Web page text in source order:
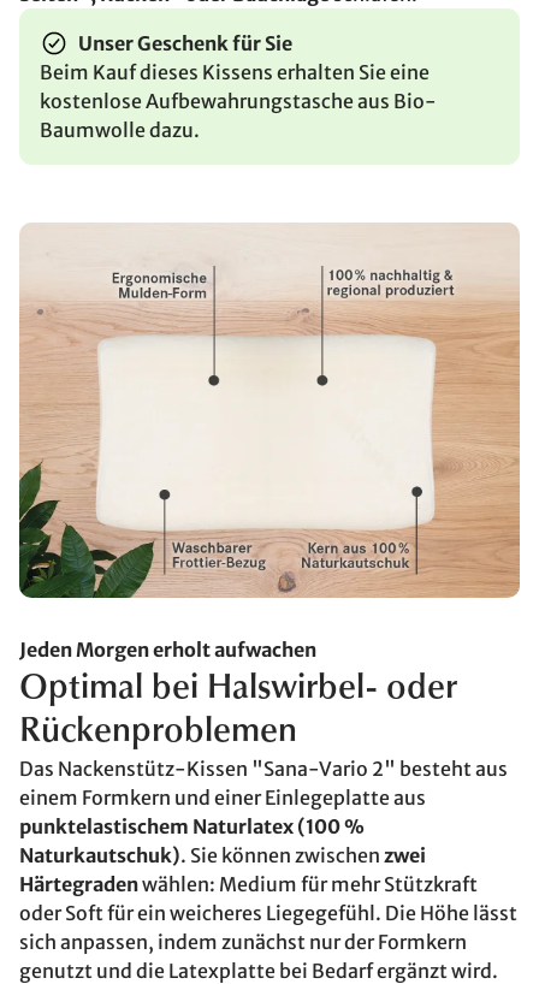
Unser Geschenk für Sie
Beim Kauf dieses Kissens erhalten Sie eine
kostenlose Aufbewahrungstasche aus Bio-
Baumwolle dazu.
Jeden Morgen erholt aufwachen
Optimal bei Halswirbel- oder
Rückenproblemen
Das Nackenstütz-Kissen "Sana-Vario 2" besteht aus
einem Formkern und einer Einlegeplatte aus
punktelastischem Naturlatex (100 %
Naturkautschuk). Sie können zwischen zwei
Härtegradenwählen: Medium für mehr Stützkraft
oder Soft für ein weicheres Liegegefühl. Die Höhe lässt
sich anpassen, indem zunächst nur der Formkern
genutzt und die Latexplatte bei Bedarf ergänzt wird.